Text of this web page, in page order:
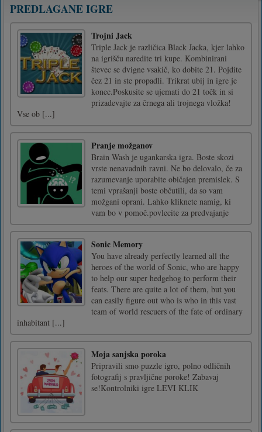
PREDLAGANE IGRE
Trojni Jack
Triple Jack je različica Black Jacka, kjer lahko
na igrišču naredite tri kupe. Kombinirani
števec se dvigne vsakič, ko dobite 21. Pojdite
čez 21 in ste propadli. Trikrat ubij in igre je
konec.Poskusite se ujemati do 21 točk in si
prizadevajte za črnega ali trojnega vložka!
Vse ob [...]
Pranje možganov
Brain Wash je ugankarska igra. Boste skozi
vrste nenavadnih ravni. Ne bo delovalo, če za
razumevanje uporabite običajen premislek. S
temi vprašanji boste občutili, da so vam
možgani oprani. Lahko kliknete namig, ki
vam bo v pomoč.povlecite za predvajanje
Sonic Memory
You have already perfectly learned all the
heroes of the world of Sonic, who are happy
to help our super hedgehog to perform their
feats. There are quite a lot of them, but you
can easily figure out who is who in this vast
team of world rescuers of the fate of ordinary
inhabitant [...]
Moja sanjska poroka
Pripravili smo puzzle igro, polno odličnih
fotografij s pravljične poroke! Zabavaj
se!Kontrolniki igre LEVI KLIK